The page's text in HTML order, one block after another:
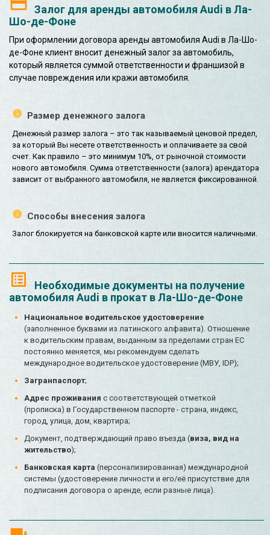
Залог для аренды автомобиля Audi в Ла-
Шо-де-Фоне
При оформлении договора аренды автомобиля Audi в Ла-Шо-
де-Фоне клиент вносит денежный залог за автомобиль,
который является суммой ответственности и франшизой в
случае повреждения или кражи автомобиля.
Размер денежного залога
Денежный размер залога – это так называемый ценовой предел,
за который Вы несете ответственность и оплачиваете за свой
счет. Как правило – это минимум 10%, от рыночной стоимости
нового автомобиля. Сумма ответственности (залога) арендатора
зависит от выбранного автомобиля, не является фиксированной.
Способы внесения залога
Залог блокируется на банковской карте или вносится наличными.
Необходимые документы на получение
автомобиля Audi в прокат в Ла-Шо-де-Фоне
Национальное водительское удостоверение
(заполненное буквами из латинского алфавита). Отношение
к водительским правам, выданным за пределами стран ЕС
постоянно меняется, мы рекомендуем сделать
международное водительское удостоверение (МВУ, IDP);
Загранпаспорт;
Адрес проживания с соответствующей отметкой
(прописка) в Государственном паспорте - страна, индекс,
город, улица, дом, квартира;
Документ, подтверждающий право въезда (виза, вид на
жительство);
Банковская карта (персонализированная) международной
системы (удостоверение личности и его/её присутствие для
подписания договора о аренде, если разные лица).